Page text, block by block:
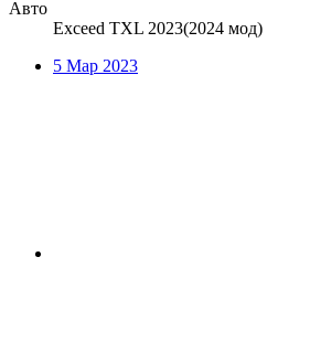
Авто
Exceed TXL 2023(2024 мод)
5 Мар 2023